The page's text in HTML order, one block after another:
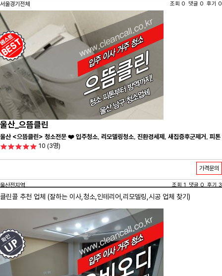
서울경기전체 조회 0 댓글 0 후기 0
울산_으뜸클린
울산 <으뜸클린> 청소전문 ❤️ 입주청소, 리모델링청소, 진환경세제, 새집증후군제거, 피톤
치드시공 전문 청소 업체 ❤️
10 (3명)
가격문의
울산전지역 조회 1 댓글 0 후기 3
클린콜 추천 업체 (잘하는 이사, 청소 ,인테리어,리모델링,시공 업체 찾기)